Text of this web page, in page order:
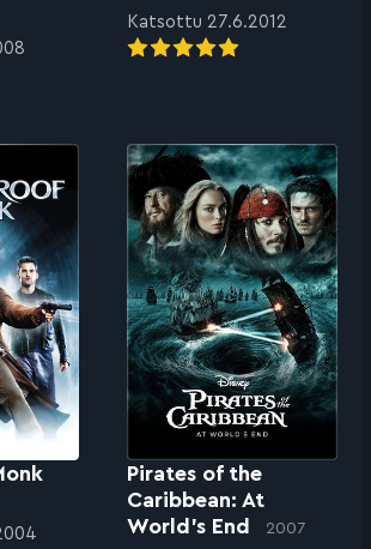
Katsottu 27.6.2012
Pirates of the
Caribbean: At
World’s End
2007